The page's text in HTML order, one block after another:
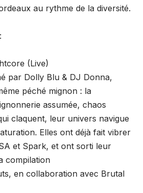
au rythme de la diversité.
(Live)
par Dolly Blu & DJ Donna,
péché mignon : la
assumée, chaos
claquent, leur univers navigue
Elles ont déjà fait vibrer
et Spark, et ont sorti leur
compilation
en collaboration avec Brutal